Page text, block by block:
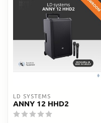
LD SYSTEMS
ANNY 12 HHD2